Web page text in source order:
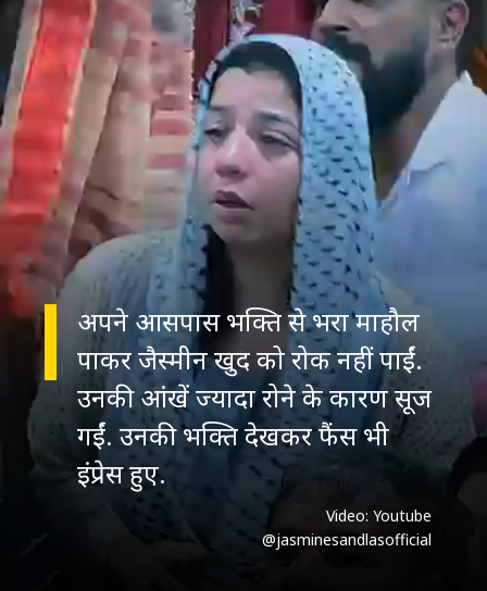
अपने आसपास भक्ति से भरा माहौल
पाकर जैस्मीन खुद को रोक नहीं पाईं.
उनकी आंखें ज्यादा रोने के कारण सूज
गईं. उनकी भक्ति देखकर फैंस भी
इंप्रेस हुए.
Video: Youtube
@jasminesandlasofficial